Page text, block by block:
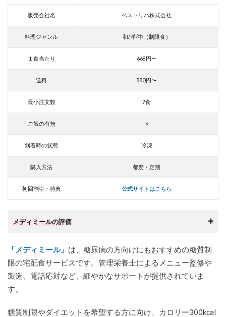
販売会社名 ベストリハ株式会社
料理ジャンル 和/洋/中（制限食）
１食当たり 668円〜
送料 880円〜
最小注文数 7食
ご飯の有無 ×
到着時の状態 冷凍
購入方法 都度・定期
初回割引・特典 公式サイトはこちら
メディミールの評価
「メディミール」 は、糖尿病の方向けにもおすすめの糖質制
限の宅配食サービスです。管理栄養士によるメニュー監修や
製造、電話応対など、細やかなサポートが提供されていま
す。
糖質制限やダイエットを希望する方に向け、カロリー300kcal